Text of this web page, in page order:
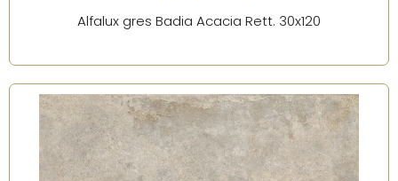
Alfalux gres Badia Acacia Rett. 30x120